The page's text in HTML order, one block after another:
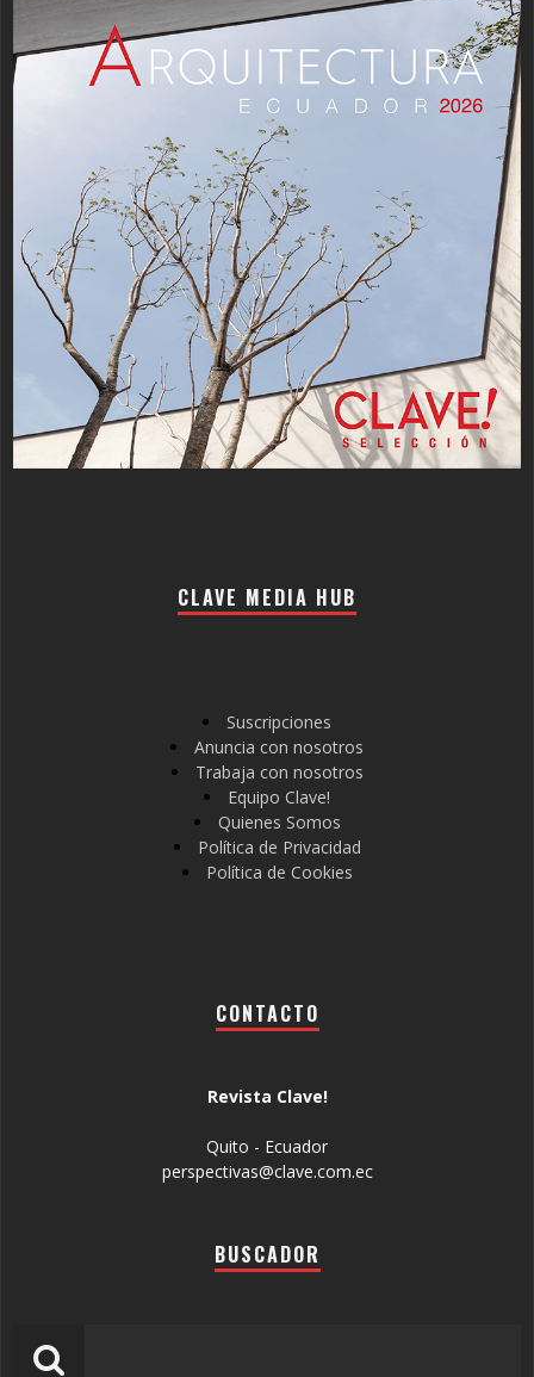
CLAVE MEDIA HUB
Suscripciones
Anuncia con nosotros
Trabaja con nosotros
Equipo Clave!
Quienes Somos
Política de Privacidad
Política de Cookies
CONTACTO
Revista Clave!
Quito - Ecuador
perspectivas@clave.com.ec
BUSCADOR